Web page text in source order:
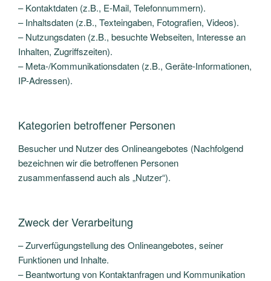
– Kontaktdaten (z.B., E-Mail, Telefonnummern).
– Inhaltsdaten (z.B., Texteingaben, Fotografien, Videos).
– Nutzungsdaten (z.B., besuchte Webseiten, Interesse an
Inhalten, Zugriffszeiten).
– Meta-/Kommunikationsdaten (z.B., Geräte-Informationen,
IP-Adressen).
Kategorien betroffener Personen
Besucher und Nutzer des Onlineangebotes (Nachfolgend
bezeichnen wir die betroffenen Personen
zusammenfassend auch als „Nutzer“).
Zweck der Verarbeitung
– Zurverfügungstellung des Onlineangebotes, seiner
Funktionen und Inhalte.
– Beantwortung von Kontaktanfragen und Kommunikation